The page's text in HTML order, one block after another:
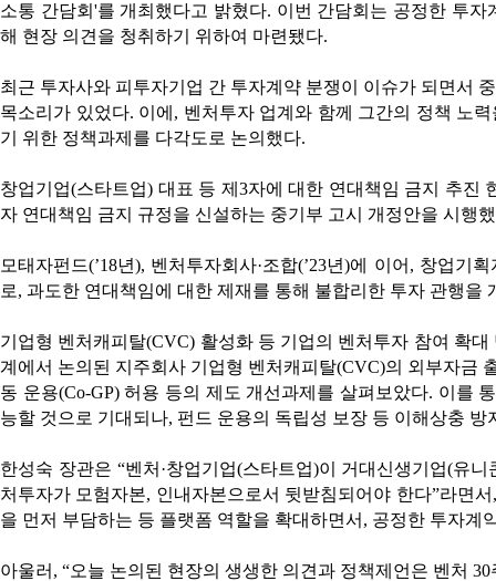
소통 간담회'를 개최했다고 밝혔다. 이번 간담회는 공정한 투
해 현장 의견을 청취하기 위하여 마련됐다.
최근 투자사와 피투자기업 간 투자계약 분쟁이 이슈가 되면서
목소리가 있었다. 이에, 벤처투자 업계와 함께 그간의 정책 노
기 위한 정책과제를 다각도로 논의했다.
창업기업(스타트업) 대표 등 제3자에 대한 연대책임 금지 추진
자 연대책임 금지 규정을 신설하는 중기부 고시 개정안을 시행
모태자펀드(’18년), 벤처투자회사·조합(’23년)에 이어, 창업
로, 과도한 연대책임에 대한 제재를 통해 불합리한 투자 관행을
기업형 벤처캐피탈(CVC) 활성화 등 기업의 벤처투자 참여 확
계에서 논의된 지주회사 기업형 벤처캐피탈(CVC)의 외부자금
동 운용(Co-GP) 허용 등의 제도 개선과제를 살펴보았다. 이를
능할 것으로 기대되나, 펀드 운용의 독립성 보장 등 이해상충
한성숙 장관은 “벤처·창업기업(스타트업)이 거대신생기업(유
처투자가 모험자본, 인내자본으로서 뒷받침되어야 한다”라면
을 먼저 부담하는 등 플랫폼 역할을 확대하면서, 공정한 투자계
아울러, “오늘 논의된 현장의 생생한 의견과 정책제언은 벤처